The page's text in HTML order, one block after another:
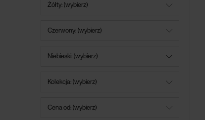
Żółty: (wybierz)
Czerwony: (wybierz)
Niebieski: (wybierz)
Kolekcja: (wybierz)
Cena od: (wybierz)